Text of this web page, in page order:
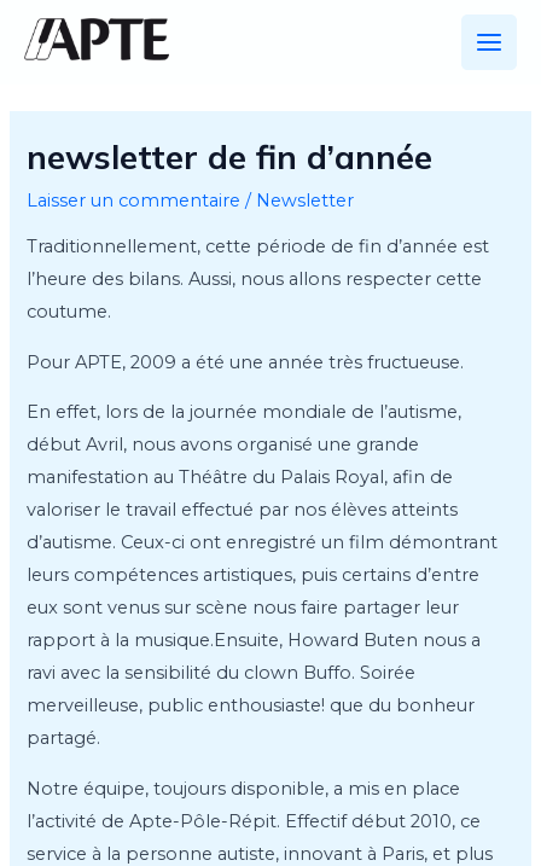
Aller
Menu
newsletter de fin d’année
Laisser un commentaire / Newsletter
Traditionnellement, cette période de fin d’année est
l’heure des bilans. Aussi, nous allons respecter cette
coutume.
Pour APTE, 2009 a été une année très fructueuse.
En effet, lors de la journée mondiale de l’autisme,
début Avril, nous avons organisé une grande
manifestation au Théâtre du Palais Royal, afin de
valoriser le travail effectué par nos élèves atteints
d’autisme. Ceux-ci ont enregistré un film démontrant
leurs compétences artistiques, puis certains d’entre
eux sont venus sur scène nous faire partager leur
rapport à la musique.Ensuite, Howard Buten nous a
ravi avec la sensibilité du clown Buffo. Soirée
merveilleuse, public enthousiaste! que du bonheur
partagé.
Notre équipe, toujours disponible, a mis en place
l’activité de Apte-Pôle-Répit. Effectif début 2010, ce
service à la personne autiste, innovant à Paris, et plus